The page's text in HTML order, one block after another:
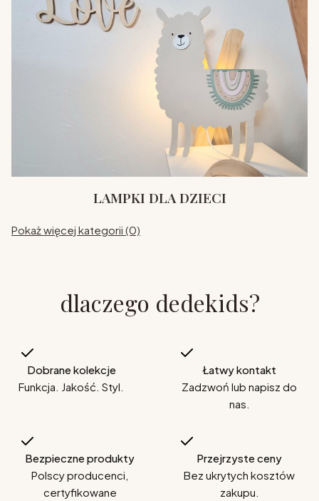
LAMPKI DLA DZIECI
Pokaż więcej kategorii (0)
dlaczego dedekids?
Dobrane kolekcje
Funkcja. Jakość. Styl.
Łatwy kontakt
Zadzwoń lub napisz do
nas.
Bezpieczne produkty
Polscy producenci,
certyfikowane
Przejrzyste ceny
Bez ukrytych kosztów
zakupu.